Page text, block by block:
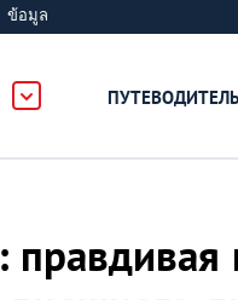
ข้อมูล